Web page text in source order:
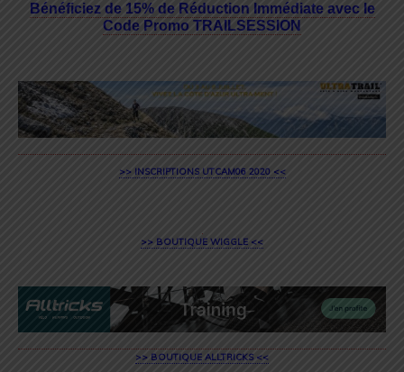
Bénéficiez de 15% de Réduction Immédiate avec le
Code Promo TRAILSESSION
>> INSCRIPTIONS UTCAM06 2020 <<
>> BOUTIQUE WIGGLE <<
>> BOUTIQUE ALLTRICKS <<